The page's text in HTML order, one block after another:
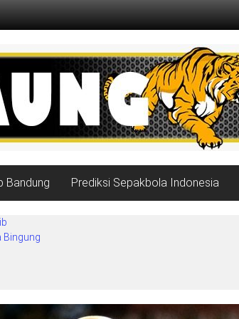
Bandung Prediksi Sepakbola Indonesia
Bingung